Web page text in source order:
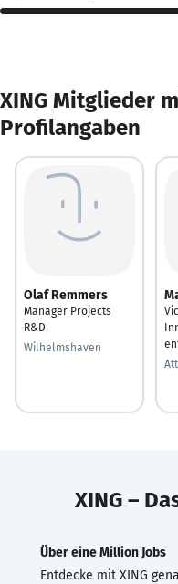
XING Mitglieder
Profilangaben
Olaf Remmers
Manager Projects
R&D
Wilhelmshaven
XING –
Über eine Million Jobs
Entdecke mit XING